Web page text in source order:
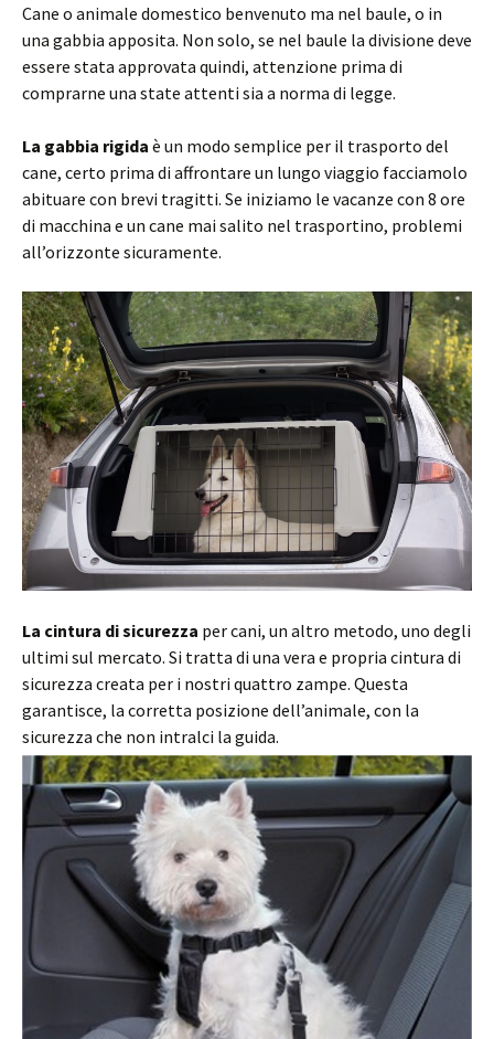
Cane o animale domestico benvenuto ma nel baule, o in
una gabbia apposita. Non solo, se nel baule la divisione deve
essere stata approvata quindi, attenzione prima di
comprarne una state attenti sia a norma di legge.
La gabbia rigida è un modo semplice per il trasporto del
cane, certo prima di affrontare un lungo viaggio facciamolo
abituare con brevi tragitti. Se iniziamo le vacanze con 8 ore
di macchina e un cane mai salito nel trasportino, problemi
all’orizzonte sicuramente.
La cintura di sicurezza per cani, un altro metodo, uno degli
ultimi sul mercato. Si tratta di una vera e propria cintura di
sicurezza creata per i nostri quattro zampe. Questa
garantisce, la corretta posizione dell’animale, con la
sicurezza che non intralci la guida.